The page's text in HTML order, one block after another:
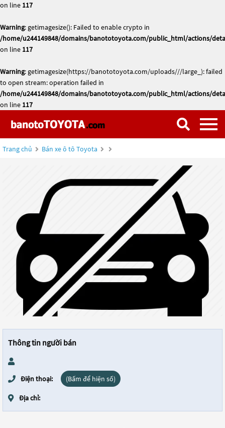
on line 117
Warning: getimagesize(): Failed to enable crypto in
/home/u244149848/domains/banototoyota.com/public_html/actions/
on line 117
Warning: getimagesize(https://banototoyota.com/uploads///large_): failed
to open stream: operation failed in
/home/u244149848/domains/banototoyota.com/public_html/actions/
on line 117
Trang chủ Bán xe ô tô Toyota
Thông tin người bán
Điện thoại: (Bấm để hiện số)
Địa chỉ: